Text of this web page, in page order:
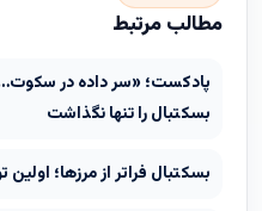
مطالب مرتبط
پادکست؛ «سر داده در
بسکتبال را تنها نگذاشت
بسکتبال فراتر از مرزها؛ اولین تورنمنت 3×3